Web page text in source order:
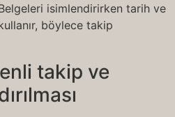
isimlendirirken tarih ve
böylece takip
takip ve